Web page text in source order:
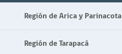
Región de Arica y Parinacota
Región de Tarapacá